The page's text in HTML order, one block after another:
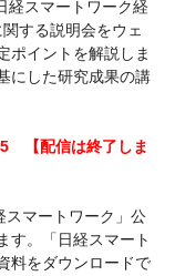
経スマートワーク経
する説明会をウェ
ポイントを解説しま
にした研究成果の講
【配信は終了しま
スマートワーク」公
す。「日経スマート
料をダウンロードで